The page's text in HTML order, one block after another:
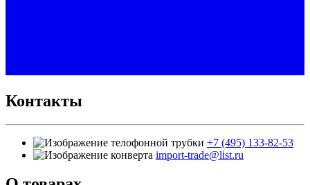
Контакты
+7 (495) 133-82-53
import-trade@list.ru